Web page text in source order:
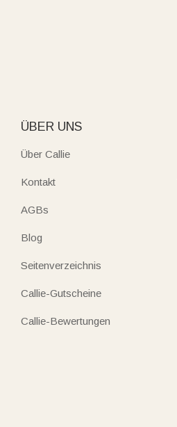
ÜBER UNS
Über Callie
Kontakt
AGBs
Blog
Seitenverzeichnis
Callie-Gutscheine
Callie-Bewertungen